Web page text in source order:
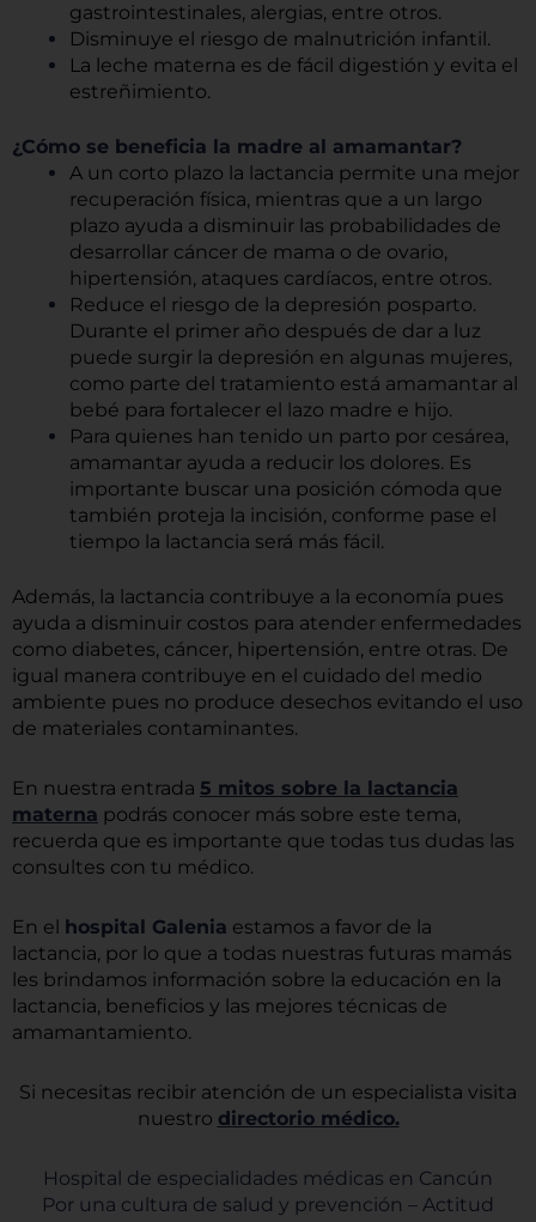
gastrointestinales, alergias, entre otros.
Disminuye el riesgo de malnutrición infantil.
La leche materna es de fácil digestión y evita el
estreñimiento.
¿Cómo se beneficia la madre al amamantar?
A un corto plazo la lactancia permite una mejor
recuperación física, mientras que a un largo
plazo ayuda a disminuir las probabilidades de
desarrollar cáncer de mama o de ovario,
hipertensión, ataques cardíacos, entre otros.
Reduce el riesgo de la depresión posparto.
Durante el primer año después de dar a luz
puede surgir la depresión en algunas mujeres,
como parte del tratamiento está amamantar al
bebé para fortalecer el lazo madre e hijo.
Para quienes han tenido un parto por cesárea,
amamantar ayuda a reducir los dolores. Es
importante buscar una posición cómoda que
también proteja la incisión, conforme pase el
tiempo la lactancia será más fácil.
Además, la lactancia contribuye a la economía pues
ayuda a disminuir costos para atender enfermedades
como diabetes, cáncer, hipertensión, entre otras. De
igual manera contribuye en el cuidado del medio
ambiente pues no produce desechos evitando el uso
de materiales contaminantes.
En nuestra entrada 5 mitos sobre la lactancia
materna podrás conocer más sobre este tema,
recuerda que es importante que todas tus dudas las
consultes con tu médico.
En el hospital Galenia estamos a favor de la
lactancia, por lo que a todas nuestras futuras mamás
les brindamos información sobre la educación en la
lactancia, beneficios y las mejores técnicas de
amamantamiento.
Si necesitas recibir atención de un especialista visita
nuestro directorio médico.
Hospital de especialidades médicas en Cancún
Por una cultura de salud y prevención – Actitud